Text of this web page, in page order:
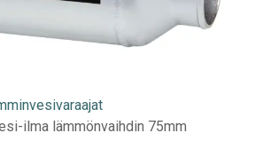
ilma lämmönvaihdin 75mm